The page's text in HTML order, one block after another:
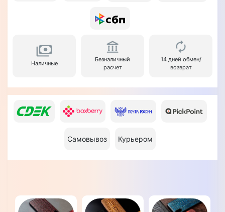
Наличные
Безналичный
расчет
14 дней обмен/
возврат
Самовывоз Курьером